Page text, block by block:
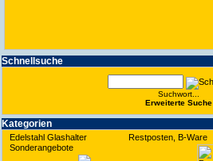
Schnell­suche
Suchwort...
Erwei­terte Suche
Kate­gorien
Edelstahl Glashalter
Sonderangebote
Restposten, B-Ware